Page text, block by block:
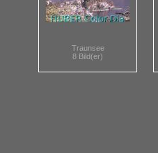
Traunsee
8 Bild(er)